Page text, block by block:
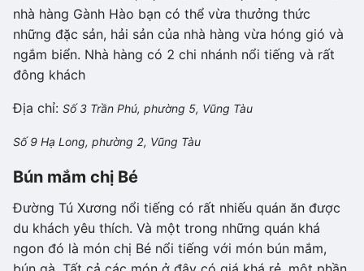
nhà hàng Gành Hào bạn có thể vừa thưởng thức
những đặc sản, hải sản của nhà hàng vừa hóng gió và
ngắm biển. Nhà hàng có 2 chi nhánh nổi tiếng và rất
đông khách
Địa chỉ: Số 3 Trần Phú, phường 5, Vũng Tàu
Số 9 Hạ Long, phường 2, Vũng Tàu
Bún mắm chị Bé
Đường Tú Xương nổi tiếng có rất nhiếu quán ăn được
du khách yêu thích. Và một trong những quán khá
ngon đó là món chị Bé nổi tiếng với món bún mắm,